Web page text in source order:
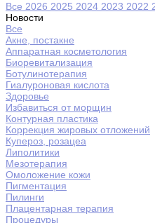
Все 2026 2025 2024 2023 2022
Новости
Все
Акне, постакне
Аппаратная косметология
Биоревитализация
Ботулинотерапия
Гиалуроновая кислота
Здоровье
Избавиться от морщин
Контурная пластика
Коррекция жировых отложений
Купероз, розацеа
Липолитики
Мезотерапия
Омоложение кожи
Пигментация
Пилинги
Плацентарная терапия
Процедуры